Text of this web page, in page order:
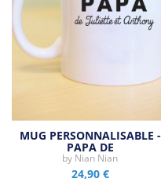
MUG PERSONNALISABLE -
PAPA DE
by Nian Nian
24,90 €